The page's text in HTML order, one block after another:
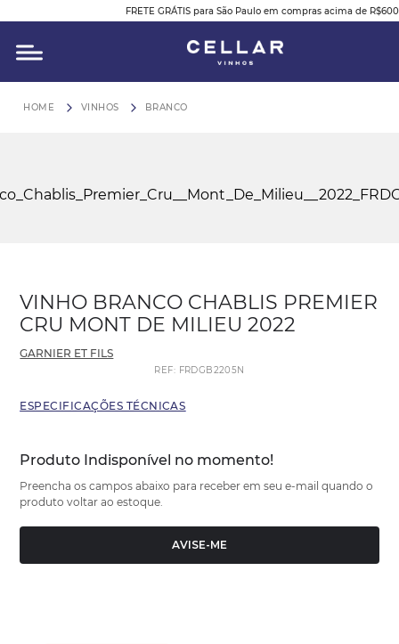
FRETE GRÁTIS para São Paulo em compras acima de R$600
VINHOS BRANCO
VINHO BRANCO CHABLIS PREMIER
CRU MONT DE MILIEU 2022
GARNIER ET FILS
REF: FRDGB2205N
ESPECIFICAÇÕES TÉCNICAS
Produto Indisponível no momento!
Preencha os campos abaixo para receber em seu e-mail quando o
produto voltar ao estoque.
AVISE-ME